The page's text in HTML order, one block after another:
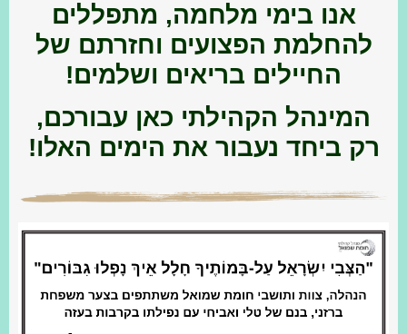
אנו בימי מלחמה, מתפללים
להחלמת הפצועים וחזרתם של
החיילים בריאים ושלמים!
המינהל הקהילתי כאן עבורכם,
רק ביחד נעבור את הימים האלו!